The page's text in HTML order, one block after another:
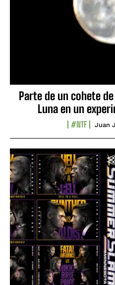
Parte de un cohete
Luna en un
#NTF Juan